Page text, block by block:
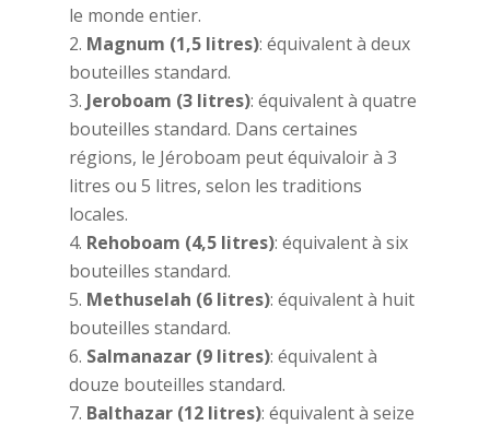
le monde entier.
Magnum (1,5 litres): équivalent à deux
bouteilles standard.
Jeroboam (3 litres): équivalent à quatre
bouteilles standard. Dans certaines
régions, le Jéroboam peut équivaloir à 3
litres ou 5 litres, selon les traditions
locales.
Rehoboam (4,5 litres): équivalent à six
bouteilles standard.
Methuselah (6 litres): équivalent à huit
bouteilles standard.
Salmanazar (9 litres): équivalent à
douze bouteilles standard.
Balthazar (12 litres): équivalent à seize